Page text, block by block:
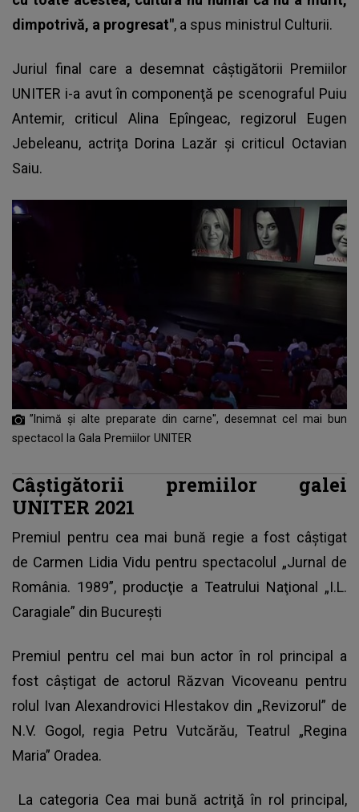
dimpotrivă, a progresat", a spus ministrul Culturii.
Juriul final care a desemnat câştigătorii Premiilor
UNITER i-a avut în componenţă pe scenograful Puiu
Antemir, criticul Alina Epîngeac, regizorul Eugen
Jebeleanu, actriţa Dorina Lazăr şi criticul Octavian
Saiu.
”Inimă şi alte preparate din carne'', desemnat cel mai bun
spectacol la Gala Premiilor UNITER
Câştigătorii premiilor galei
UNITER 2021
Premiul pentru cea mai bună regie a fost câştigat
de Carmen Lidia Vidu pentru spectacolul „Jurnal de
România. 1989”, producţie a Teatrului Naţional „I.L.
Caragiale” din Bucureşti
Premiul pentru cel mai bun actor în rol principal a
fost câştigat de actorul Răzvan Vicoveanu pentru
rolul Ivan Alexandrovici Hlestakov din „Revizorul” de
N.V. Gogol, regia Petru Vutcărău, Teatrul „Regina
Maria” Oradea.
La categoria Cea mai bună actriţă în rol principal,